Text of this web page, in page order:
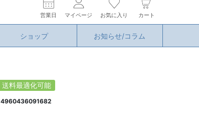
営業日 マイページ お気に入り カート
ショップ お知らせ/コラム
送料最適化可能
4960436091682